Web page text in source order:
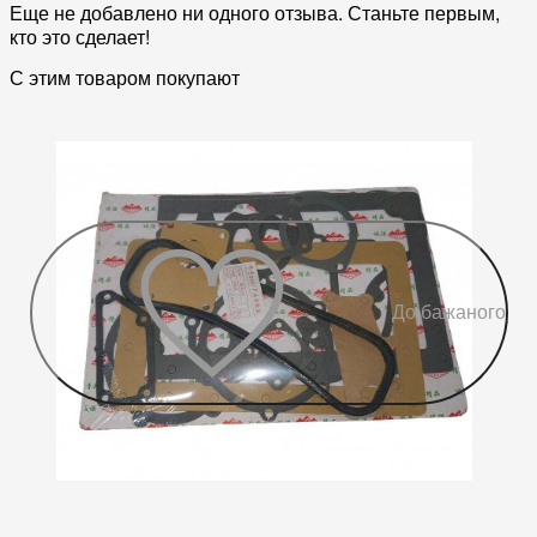
Еще не добавлено ни одного отзыва. Станьте первым,
кто это сделает!
С этим товаром покупают
До бажаного